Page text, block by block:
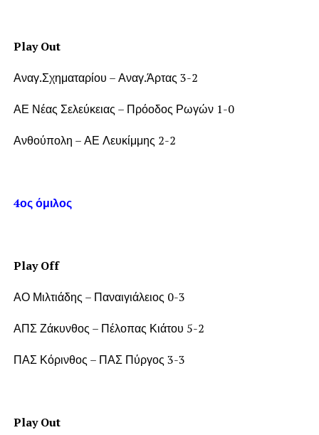
Play Out
Αναγ.Σχηματαρίου – Αναγ.Άρτας 3-2
ΑΕ Νέας Σελεύκειας – Πρόοδος Ρωγών 1-0
Ανθούπολη – ΑΕ Λευκίμμης 2-2
4ος όμιλος
Play Off
ΑΟ Μιλτιάδης – Παναιγιάλειος 0-3
ΑΠΣ Ζάκυνθος – Πέλοπας Κιάτου 5-2
ΠΑΣ Κόρινθος – ΠΑΣ Πύργος 3-3
Play Out